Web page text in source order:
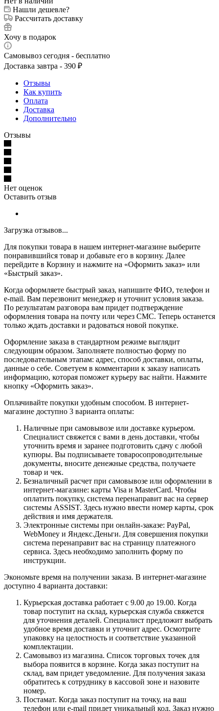
Нашли дешевле?
Рассчитать доставку
Хочу в подарок
Самовывоз сегодня - бесплатно
Доставка завтра - 390 ₽
Отзывы
Как купить
Оплата
Доставка
Дополнительно
Отзывы
Нет оценок
Оставить отзыв
Загрузка отзывов...
Для покупки товара в нашем интернет-магазине выберите
понравившийся товар и добавьте его в корзину. Далее
перейдите в Корзину и нажмите на «Оформить заказ» или
«Быстрый заказ».
Когда оформляете быстрый заказ, напишите ФИО, телефон и
e-mail. Вам перезвонит менеджер и уточнит условия заказа.
По результатам разговора вам придет подтверждение
оформления товара на почту или через СМС. Теперь останется
только ждать доставки и радоваться новой покупке.
Оформление заказа в стандартном режиме выглядит
следующим образом. Заполняете полностью форму по
последовательным этапам: адрес, способ доставки, оплаты,
данные о себе. Советуем в комментарии к заказу написать
информацию, которая поможет курьеру вас найти. Нажмите
кнопку «Оформить заказ».
Оплачивайте покупки удобным способом. В интернет-
магазине доступно 3 варианта оплаты:
Наличные при самовывозе или доставке курьером.
Специалист свяжется с вами в день доставки, чтобы
уточнить время и заранее подготовить сдачу с любой
купюры. Вы подписываете товаросопроводительные
документы, вносите денежные средства, получаете
товар и чек.
Безналичный расчет при самовывозе или оформлении в
интернет-магазине: карты Visa и MasterCard. Чтобы
оплатить покупку, система перенаправит вас на сервер
системы ASSIST. Здесь нужно ввести номер карты, срок
действия и имя держателя.
Электронные системы при онлайн-заказе: PayPal,
WebMoney и Яндекс.Деньги. Для совершения покупки
система перенаправит вас на страницу платежного
сервиса. Здесь необходимо заполнить форму по
инструкции.
Экономьте время на получении заказа. В интернет-магазине
доступно 4 варианта доставки:
Курьерская доставка работает с 9.00 до 19.00. Когда
товар поступит на склад, курьерская служба свяжется
для уточнения деталей. Специалист предложит выбрать
удобное время доставки и уточнит адрес. Осмотрите
упаковку на целостность и соответствие указанной
комплектации.
Самовывоз из магазина. Список торговых точек для
выбора появится в корзине. Когда заказ поступит на
склад, вам придет уведомление. Для получения заказа
обратитесь к сотруднику в кассовой зоне и назовите
номер.
Постамат. Когда заказ поступит на точку, на ваш
телефон или e-mail придет уникальный код. Заказ нужно